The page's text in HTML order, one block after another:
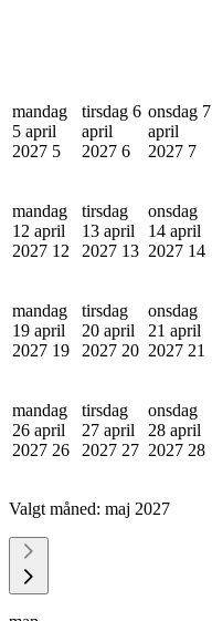
mandag
5 april
2027 5
tirsdag 6
april
2027 6
onsdag 7
april
2027 7
mandag
12 april
2027 12
tirsdag
13 april
2027 13
onsdag
14 april
2027 14
mandag
19 april
2027 19
tirsdag
20 april
2027 20
onsdag
21 april
2027 21
mandag
26 april
2027 26
tirsdag
27 april
2027 27
onsdag
28 april
2027 28
Valgt måned: maj 2027